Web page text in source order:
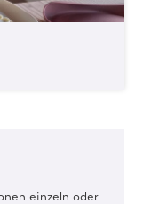
einzeln oder